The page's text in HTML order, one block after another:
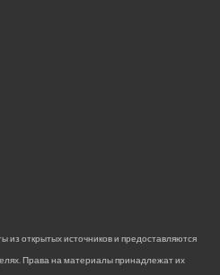
из открытых источников и предоставляются
Права на материалы принадлежат их